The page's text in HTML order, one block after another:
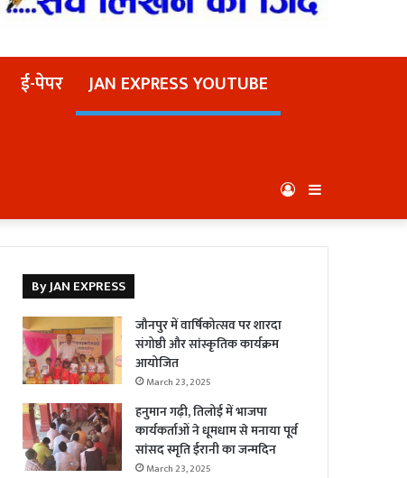
ई-पेपर
JAN EXPRESS YOUTUBE
Log
In
By JAN EXPRESS
जौनपुर में वार्षिकोत्सव पर शारदा
संगोष्ठी और सांस्कृतिक कार्यक्रम
आयोजित
March 23, 2025
हनुमान गढ़ी, तिलोई में भाजपा
कार्यकर्ताओं ने धूमधाम से मनाया पूर्व
सांसद स्मृति ईरानी का जन्मदिन
March 23, 2025